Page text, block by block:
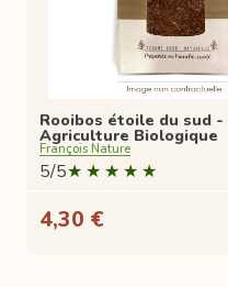
Rooibos étoile du sud -
Agriculture Biologique
François Nature
5/5
4,30 €